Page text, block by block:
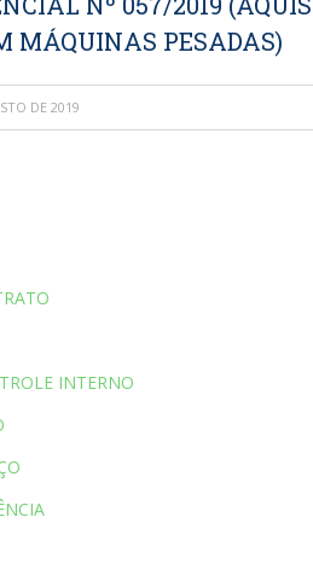
MÁQUINAS PESADAS)
DE 2019
INTERNO